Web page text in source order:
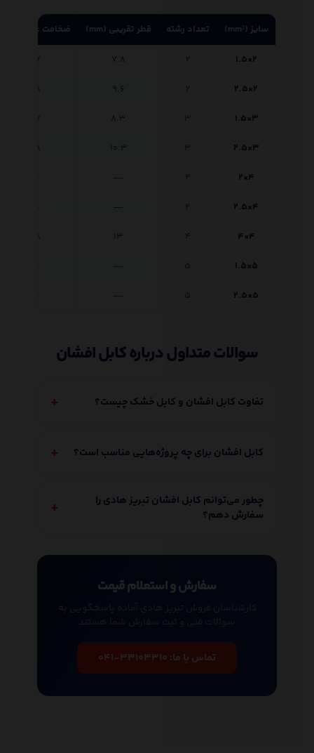
سایز (mm²) تعداد رشته قطر تقریبی (mm) ضخامت عایق (mm)
۲×۱.۵ ۲ ۷.۸ ۰.۷
۲×۲.۵ ۲ ۹.۶
۳×۱.۵ ۳ ۸.۳ ۰.۷
۳×۲.۵ ۳ ۱۰.۳
۴×۲ ۴ —
—
۴×۲.۵ ۴
۴×۴ ۴ ۱۳ ۰.۸
۵×۱.۵ ۵
۵×۲.۵ ۵ —
—
سوالات متداول درباره کابل افشان
تفاوت کابل افشان و کابل خشک چیست؟
کابل افشان برای چه پروژه‌هایی مناسب است؟
چطور می‌توانم کابل افشان تبریز هادی را
سفارش دهم؟
سفارش و استعلام قیمت
تماس با ما: ۰۴۱-۳۳۱۰۳۳۱۰